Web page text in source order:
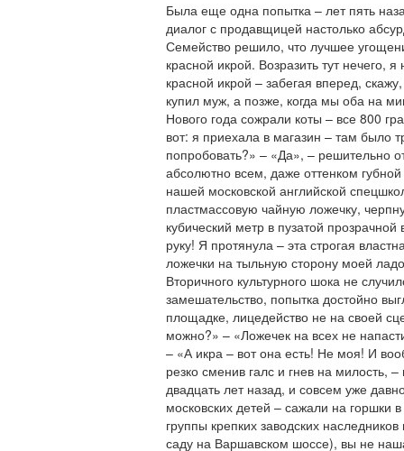
Была еще одна попытка – лет пять
диалог с продавщицей настолько
Семейство решило, что лучшее
красной икрой. Возразить тут нечего,
красной икрой – забегая вперед,
купил муж, а позже, когда мы оба на
Нового года сожрали коты – все 800
вот: я приехала в магазин – там было
попробовать?» – «Да», – решительно
абсолютно всем, даже оттенком
нашей московской английской
пластмассовую чайную ложечку,
кубический метр в пузатой
руку! Я протянула – эта строгая
ложечки на тыльную сторону моей
Вторичного культурного шока не
замешательство, попытка достойно
площадке, лицедейство не на своей
можно?» – «Ложечек на всех не
– «А икра – вот она есть! Не моя! И
резко сменив галс и гнев на
двадцать лет назад, и совсем уже
московских детей – сажали на горшки
группы крепких заводских
саду на Варшавском шоссе), вы не